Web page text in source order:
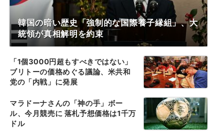
韓国の暗い歴史「強制的な国際養子縁組」、大
統領が真相解明を約束
「1個3000円超もすべきではない」
ブリトーの価格めぐる議論、米共和
党の「内戦」に発展
マラドーナさんの「神の手」ボー
ル、今月競売に 落札予想価格は1千万
ドル